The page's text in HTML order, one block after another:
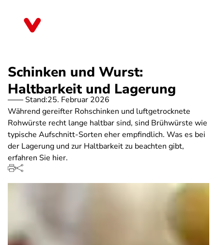
Schinken und Wurst:
Haltbarkeit und Lagerung
Stand:25. Februar 2026
Während gereifter Rohschinken und luftgetrocknete
Rohwürste recht lange haltbar sind, sind Brühwürste wie
typische Aufschnitt-Sorten eher empfindlich. Was es bei
der Lagerung und zur Haltbarkeit zu beachten gibt,
erfahren Sie hier.